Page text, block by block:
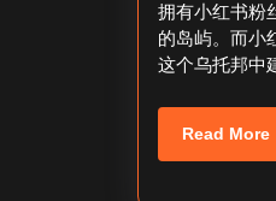
拥有小红书粉
的岛屿。而小
这个乌托邦中
Read More